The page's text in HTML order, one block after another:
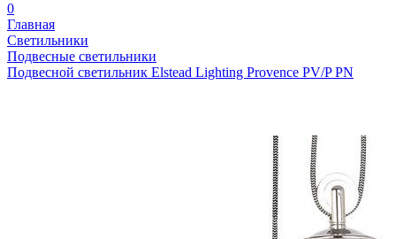
0
Главная
Светильники
Подвесные светильники
Подвесной светильник Elstead Lighting Provence PV/P PN